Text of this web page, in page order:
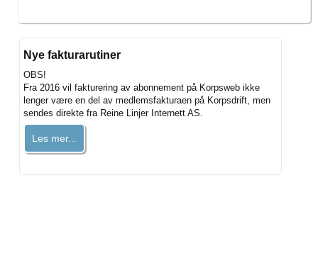
Nye fakturarutiner
OBS!
Fra 2016 vil fakturering av abonnement på Korpsweb ikke
lenger være en del av medlemsfakturaen på Korpsdrift, men
sendes direkte fra Reine Linjer Internett AS.
Les mer...